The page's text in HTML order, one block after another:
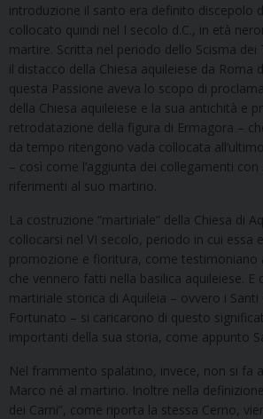
introduzione il santo era definito discepolo
collocato quindi nel I secolo d.C., in età
martire. Scritta nel periodo dello Scisma dei
il distacco della Chiesa aquileiese da Roma
questa Passione aveva lo scopo di
della Chiesa aquileiese e la sua antichità e
retrodatazione della figura di Ermagora –
da tempo ritengono vada collocata
– così come l’aggiunta dei collegamenti
riferimenti al suo martirio.
La costruzione “martiriale” della Chiesa di
collocarsi nel VI secolo, periodo in cui essa
promozione e fioritura, come testimoniano
che vennero fatti nella basilica aquileiese. E
martiriale storica di Aquileia – ovvero i Santi
Fortunato – si caricarono di questo
importanti della sua storia, come appunto
Nel frammento spalatino, invece, non si fa
Marco né al martirio. Inoltre nella
dei Carni”, come riporta la stessa Cerno,